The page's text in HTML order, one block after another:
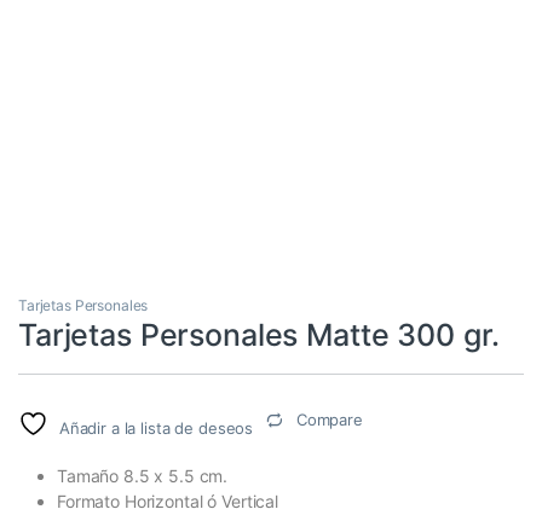
Tarjetas Personales
Tarjetas Personales Matte 300 gr.
Añadir a la lista de deseos Compare
Tamaño 8.5 x 5.5 cm.
Formato Horizontal ó Vertical